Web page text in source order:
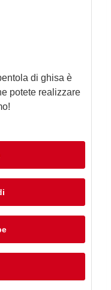
di ghisa è
potete realizzare